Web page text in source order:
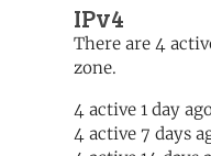
IPv4
There are 4
zone.
4 active 1 day
4 active 7 days